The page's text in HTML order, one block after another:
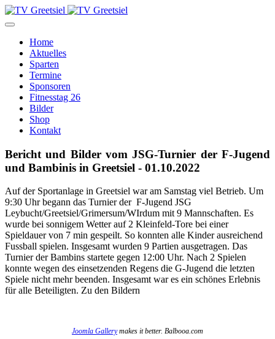
Home
Aktuelles
Sparten
Termine
Sponsoren
Fitnesstag 26
Bilder
Shop
Kontakt
Bericht und Bilder vom JSG-Turnier der F-Jugend
und Bambinis in Greetsiel - 01.10.2022
Auf der Sportanlage in Greetsiel war am Samstag viel Betrieb. Um
9:30 Uhr begann das Turnier der F-Jugend JSG
Leybucht/Greetsiel/Grimersum/WIrdum mit 9 Mannschaften. Es
wurde bei sonnigem Wetter auf 2 Kleinfeld-Tore bei einer
Spieldauer von 7 min gespeilt. So konnten alle Kinder ausreichend
Fussball spielen. Insgesamt wurden 9 Partien ausgetragen. Das
Turnier der Bambins startete gegen 12:00 Uhr. Nach 2 Spielen
konnte wegen des einsetzenden Regens die G-Jugend die letzten
Spiele nicht mehr beenden. Insgesamt war es ein schönes Erlebnis
für alle Beteiligten. Zu den Bildern
Joomla Gallerymakes it better. Balbooa.com